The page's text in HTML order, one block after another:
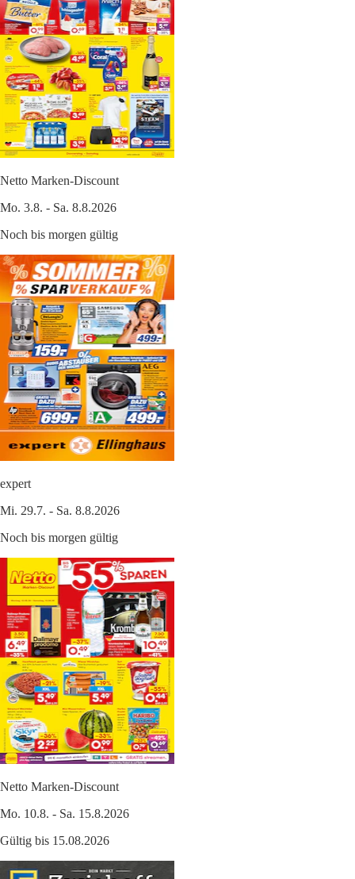
Netto Marken-Discount
Mo. 3.8. - Sa. 8.8.2026
Noch bis morgen gültig
expert
Mi. 29.7. - Sa. 8.8.2026
Noch bis morgen gültig
Netto Marken-Discount
Mo. 10.8. - Sa. 15.8.2026
Gültig bis 15.08.2026